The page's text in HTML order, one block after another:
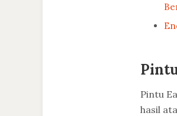
Pintu
hasil